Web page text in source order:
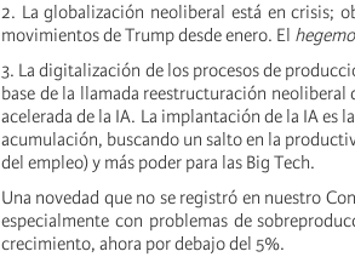
2. La globalización neoliberal está en crisis;
movimientos de Trump desde enero. El
3. La digitalización de los procesos de
base de la llamada reestructuración
acelerada de la IA. La implantación de la IA es
acumulación, buscando un salto en la
del empleo) y más poder para las Big Tech.
Una novedad que no se registró en nuestro
especialmente con problemas de
crecimiento, ahora por debajo del 5%.